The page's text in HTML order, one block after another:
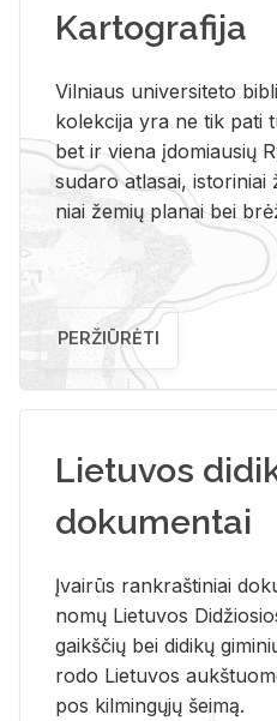
Kartografija
Vil­niaus uni­ver­si­te­to
ko­lek­ci­ja yra ne tik pati
bet ir vie­na įdo­miau­sių
su­da­ro at­la­sai,
niai že­mių pla­nai bei
PERŽIŪRĖTI
Lietuvos
dokumentai
Įvai­rūs rank­raš­ti­niai
no­mų Lie­tu­vos
gaikš­čių bei di­di­kų
ro­do Lie­tu­vos
pos kil­min­gų­jų šei­mą.